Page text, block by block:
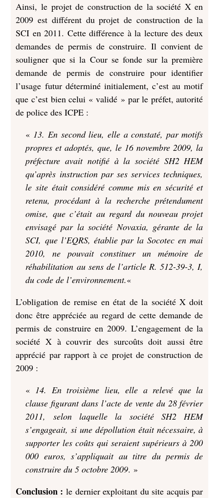
Ainsi, le projet de construction de la société X en
2009 est différent du projet de construction de la
SCI en 2011. Cette différence à la lecture des deux
demandes de permis de construire. Il convient de
souligner que si la Cour se fonde sur la première
demande de permis de construire pour identifier
l’usage futur déterminé initialement, c’est au motif
que c’est bien celui « validé » par le préfet, autorité
de police des ICPE :
« 13. En second lieu, elle a constaté, par motifs
propres et adoptés, que, le 16 novembre 2009, la
préfecture avait notifié à la société SH2 HEM
qu’après instruction par ses services techniques,
le site était considéré comme mis en sécurité et
retenu, procédant à la recherche prétendument
omise, que c’était au regard du nouveau projet
envisagé par la société Novaxia, gérante de la
SCI, que l’EQRS, établie par la Socotec en mai
2010, ne pouvait constituer un mémoire de
réhabilitation au sens de l’article R. 512-39-3, I,
du code de l’environnement.«
L’obligation de remise en état de la société X doit
donc être appréciée au regard de cette demande de
permis de construire en 2009. L’engagement de la
société X à couvrir des surcoûts doit aussi être
apprécié par rapport à ce projet de construction de
2009 :
« 14. En troisième lieu, elle a relevé que la
clause figurant dans l’acte de vente du 28 février
2011, selon laquelle la société SH2 HEM
s’engageait, si une dépollution était nécessaire, à
supporter les coûts qui seraient supérieurs à 200
000 euros, s’appliquait au titre du permis de
construire du 5 octobre 2009. »
Conclusion : le dernier exploitant du site acquis par